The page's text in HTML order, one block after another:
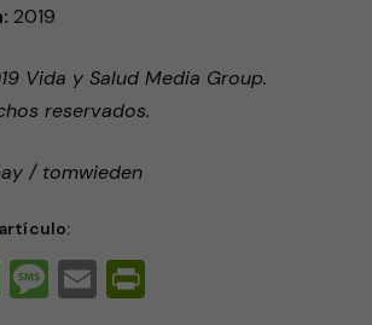
2019
Vida y Salud Media Group.
reservados.
/ tomwieden
WhatsApp
Message
Email